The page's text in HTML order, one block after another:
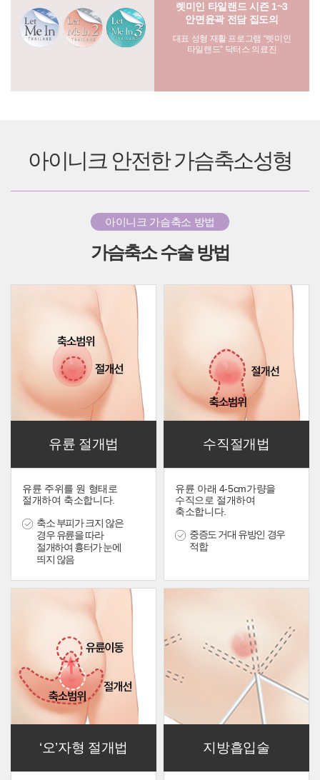
렛미인 타일랜드 시즌 1~3
안면윤곽 전담 집도의
대표 성형 재활 프로그램 “렛미인
타일랜드” 닥터스 의료진
아이니크 안전한 가슴축소성형
아이니크 가슴축소 방법
가슴축소 수술 방법
유륜 절개법
유륜 주위를 원 형태로
절개하여 축소합니다.
축소 부피가 크지 않은
경우 유륜을 따라
절개하여 흉터가 눈에
띄지 않음
수직절개법
유륜 아래 4-5cm가량을
수직으로 절개하여
축소합니다.
중증도 거대 유방인 경우
적합
‘오’자형 절개법 지방흡입술